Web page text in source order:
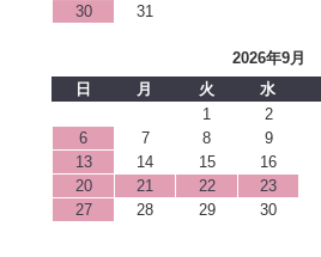
30
31
2026年9月
日
月 火 水
1
2
6
7 8 9
13
14 15 16
20
21 22 23
27
28 29 30